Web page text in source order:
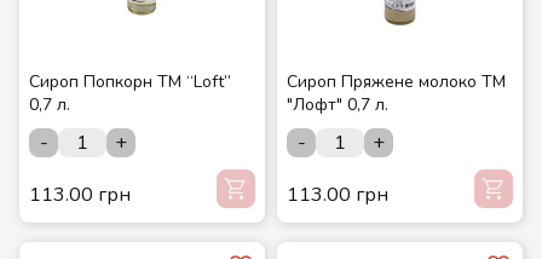
Сироп Попкорн ТМ “Loft”
0,7 л.
-
+
113.00 грн
Сироп Пряжене молоко ТМ
"Лофт" 0,7 л.
-
+
113.00 грн